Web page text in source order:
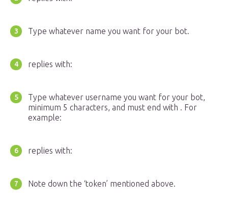
Type whatever name you want for your bot.
replies with:
Type whatever username you want for your bot,
minimum 5 characters, and must end with . For
example:
replies with:
Note down the ‘token’ mentioned above.